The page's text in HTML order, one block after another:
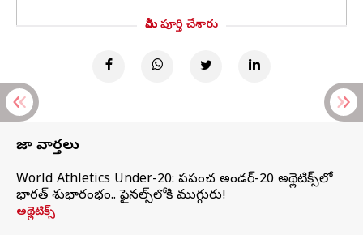
మీరు పూర్తి చేశారు
తాజా వార్తలు
World Athletics Under-20: ప్రపంచ అండర్-20 అథ్లెటిక్స్‌లో
భారత్‌ శుభారంభం.. ఫైనల్స్‌లోకి ముగ్గురు!
అథ్లెటిక్స్